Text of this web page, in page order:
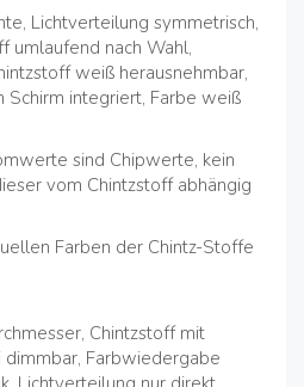
Lichtverteilung symmetrisch,
umlaufend nach Wahl,
weiß herausnehmbar,
Schirm integriert, Farbe weiß
sind Chipwerte, kein
vom Chintzstoff abhängig
Farben der Chintz-Stoffe
Chintzstoff mit
dimmbar, Farbwiedergabe